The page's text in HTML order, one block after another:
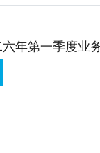
年第一季度业